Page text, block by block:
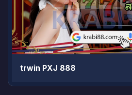
trwin PXJ 888